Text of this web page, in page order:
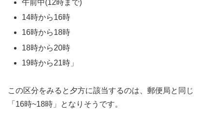
午前中(12時まで)
14時から16時
16時から18時
18時から20時
19時から21時」
この区分をみると夕方に該当するのは、郵便局と同じ
「16時~18時」となりそうです。